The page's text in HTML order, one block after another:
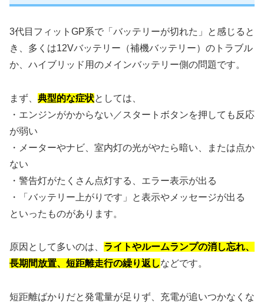
3代目フィットGP系で「バッテリーが切れた」と感じると
き、多くは12Vバッテリー（補機バッテリー）のトラブル
か、ハイブリッド用のメインバッテリー側の問題です。
まず、 典型的な症状としては、
・エンジンがかからない／スタートボタンを押しても反応
が弱い
・メーターやナビ、室内灯の光がやたら暗い、または点か
ない
・警告灯がたくさん点灯する、エラー表示が出る
・「バッテリー上がりです」と表示やメッセージが出る
といったものがあります。
原因として多いのは、 ライトやルームランプの消し忘れ、
長期間放置、短距離走行の繰り返しなどです。
短距離ばかりだと発電量が足りず、充電が追いつかなくな